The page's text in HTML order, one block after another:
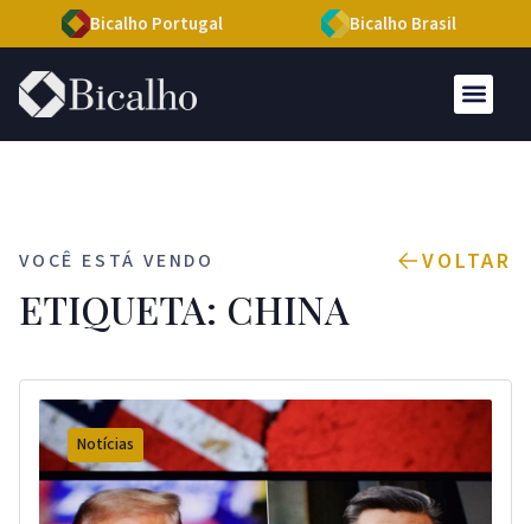
Bicalho Portugal Bicalho Brasil
VOCÊ ESTÁ VENDO VOLTAR
ETIQUETA: CHINA
Notícias